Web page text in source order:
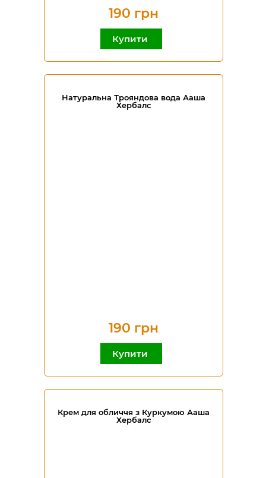
190 грн
Купити
Натуральна Трояндова вода Ааша
Хербалс
190 грн
Купити
Крем для обличчя з Куркумою Ааша
Хербалс